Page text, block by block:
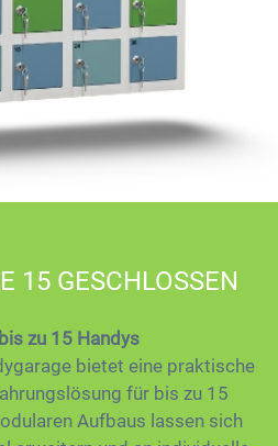
15 GESCHLOSSEN
zu 15 Handys
bietet eine praktische
für bis zu 15
Aufbaus lassen sich